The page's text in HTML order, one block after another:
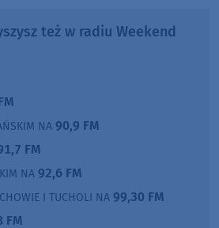
też w radiu Weekend
NA 90,9 FM
FM
NA 92,6 FM
I TUCHOLI NA 99,30 FM
FM